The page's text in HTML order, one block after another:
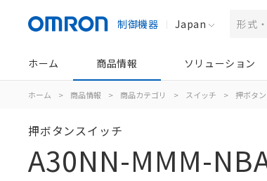
制御機器 Japan
ホーム 商品情報 ソリューション
ホーム > 商品情報 > 商品カテゴリ > スイッチ > 押ボタ
押ボタンスイッチ
A30NN-MMM-